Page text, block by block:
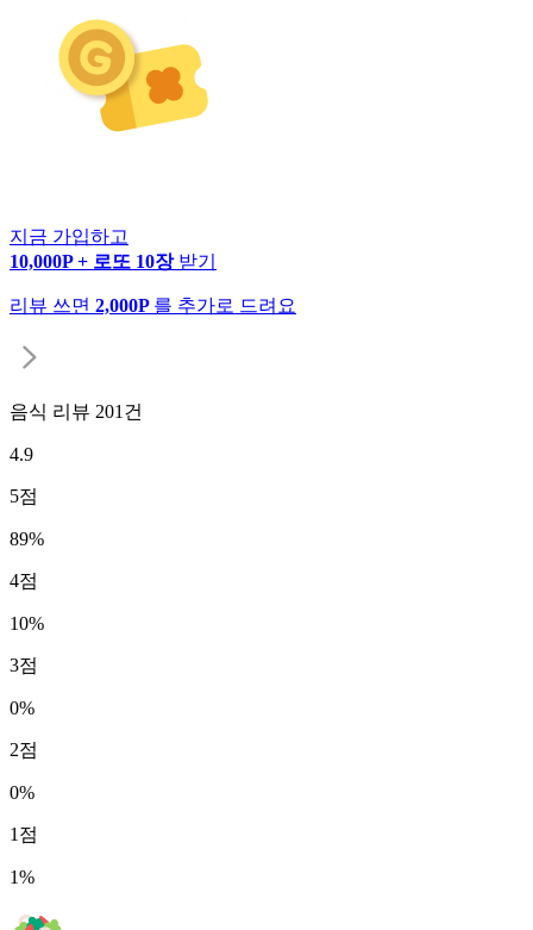
지금 가입하고
10,000P + 로또 10장 받기
리뷰 쓰면 2,000P 를 추가로 드려요
음식 리뷰 201 건
4.9
5점
89%
4점
10%
3점
0%
2점
0%
1 점
1%